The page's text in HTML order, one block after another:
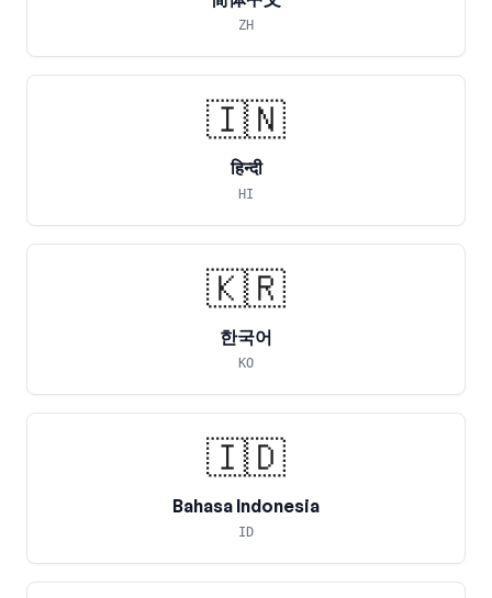
ZH
🇮🇳
हिन्दी
HI
🇰🇷
한국어
KO
🇮🇩
Bahasa Indonesia
ID